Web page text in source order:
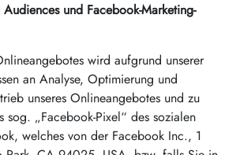
und Facebook-Marketing-
wird aufgrund unserer
an Analyse, Optimierung und
unseres Onlineangebotes und zu
sog. „Facebook-Pixel“ des sozialen
welches von der Facebook Inc., 1